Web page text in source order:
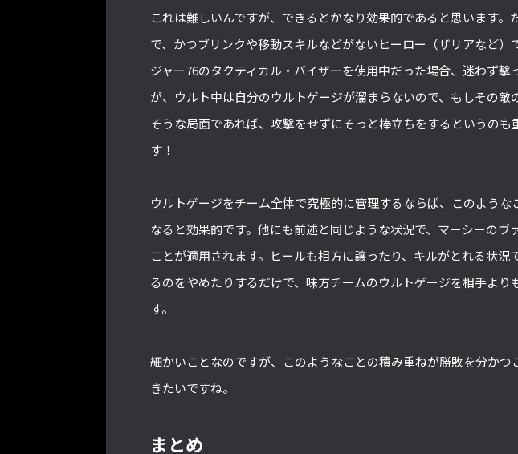
これは難しいんですが、できるとかなり効果的であると思います。
で、かつブリンクや移動スキルなどがないヒーロー（ザリアなど）
ジャー76のタクティカル・バイザーを使用中だった場合、迷わず撃
が、ウルト中は自分のウルトゲージが溜まらないので、もしその
そうな局面であれば、攻撃をせずにそっと棒立ちをするというのも
す！
ウルトゲージをチーム全体で究極的に管理するならば、このよう
なると効果的です。他にも前述と同じような状況で、マーシーのヴ
ことが適用されます。ヒールも相方に譲ったり、キルがとれる状
るのをやめたりするだけで、味方チームのウルトゲージを相手より
す。
細かいことなのですが、このようなことの積み重ねが勝敗を分か
きたいですね。
まとめ